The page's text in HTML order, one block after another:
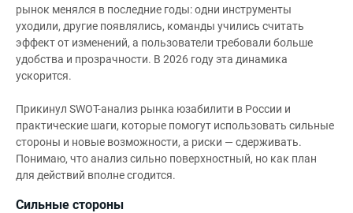
рынок менялся в последние годы: одни инструменты
уходили, другие появлялись, команды учились считать
эффект от изменений, а пользователи требовали больше
удобства и прозрачности. В 2026 году эта динамика
ускорится.
Прикинул SWOT-анализ рынка юзабилити в России и
практические шаги, которые помогут использовать сильные
стороны и новые возможности, а риски — сдерживать.
Понимаю, что анализ сильно поверхностный, но как план
для действий вполне сгодится.
Сильные стороны